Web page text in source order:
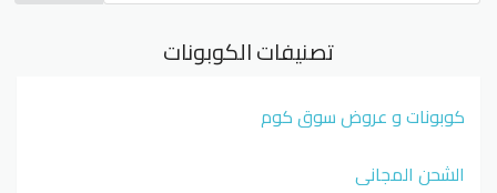
تصنيفات الكوبونات
كوبونات و عروض سوق كوم
الشحن المجاني